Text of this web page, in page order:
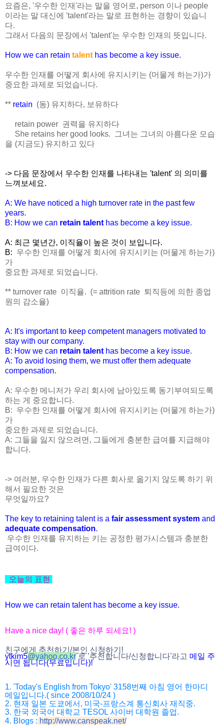
요즘은, '우수한 인재'라는 말을 영어로, person 이나 people
이라는 말 대신에 'talent'라는 말로 표현하는 경향이 있습니
다.
그래서 다음의 문장에서 'talent'는 우수한 인재의 뜻입니다.
How we can retain talent has become a key issue.
우수한 인재를 어떻게 회사에 유지시키는 (머물게 하는가)가
중요한 과제로 되었습니다.
** retain (동) 유지하다, 보유하다
retain power 권력을 유지하다
She retains her good looks. 그녀는 그녀의 아름다운 모습
을 (지금도) 유지하고 있다
-> 다음 문장에서 우수한 인재를 나타내는 'talent' 의 의미를
느껴보세요.
A: We have noticed a high turnover rate in the past few
years.
B: How we can retain talent has become a key issue.
A: 최근 몇년간, 이직율이 높은 것이 보입니다.
B: 우수한 인재를 어떻게 회사에 유지시키는 (머물게 하는가)
가
중요한 과제로 되었습니다.
** turnover rate 이직율. (= attrition rate 퇴직등에 의한 종업
원의 감소율)
A: It's important to keep competent managers motivated to
stay with our company.
B: How we can retain talent has become a key issue.
A: To avoid losing them, we must offer them adequate
compensation.
A: 우수한 메니저가 우리 회사에 남아있도록 동기부여되도록
하는 게 중요합니다.
B: 우수한 인재를 어떻게 회사에 유지시키는 (머물게 하는가)
가
중요한 과제로 되었습니다.
A: 그들을 잃지 않으려면, 그들에게 충분한 급여를 지급해야
합니다.
-> 여러분, 우수한 인재가 다른 회사로 옮기지 않도록 하기 위
해서 필요한 것은
무엇일까요?
The key to retaining talent is a fair assessment system and
adequate compensation.
우수한 인재를 유지하는 키는 공정한 평가시스템과 충분한
급여이다.
오늘의 표현
How we can retain talent has become a key issue.
Have a nice day! ( 좋은 하루 되세요! )
친구에게 추천하기/본인 신청하기!
ytkim5@yahoo.co.kr 로 '추천합니다/신청합니다'라고 메일 주
시면 됩니다(무료입니다)!
1. 'Today's English from Tokyo' 3158번째 아침 영어 한마디
메일입니다.( since 2008/10/24 )
2. 현재 일본 도쿄에서, 미국-프랑스계 통신회사 재직중.
3. 한국 외국어 대학교 TESOL 사이버 대학원 졸업.
4. Blogs : http://www.canspeak.net/